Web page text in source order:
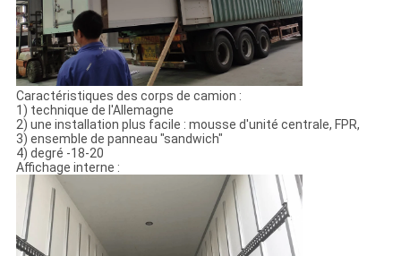
Caractéristiques des corps de camion :
1) technique de l'Allemagne
2) une installation plus facile : mousse d'unité centrale, FPR,
3) ensemble de panneau "sandwich"
4) degré -18-20
Affichage interne :